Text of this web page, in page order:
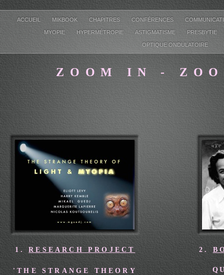
ACCUEIL MIKBOOK CHAPITRES CONFÉRENCES
MYOPIE HYPERMÉTROPIE ASTIGMATISME PRESBYTIE
OPTIQUE ONDULATOIRE
ZOOM IN -
MIKAEL GUEDJ
1.RESEARCH PROJECT
'THE STRANGE THEORY
2.